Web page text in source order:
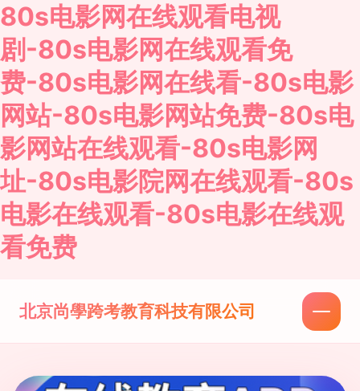
80s电影网在线观看电视
剧-80s电影网在线观看免
费-80s电影网在线看-80s电影
网站-80s电影网站免费-80s电
影网站在线观看-80s电影网
址-80s电影院网在线观看-80s
电影在线观看-80s电影在线观
看免费
北京尚學跨考教育科技有限公司